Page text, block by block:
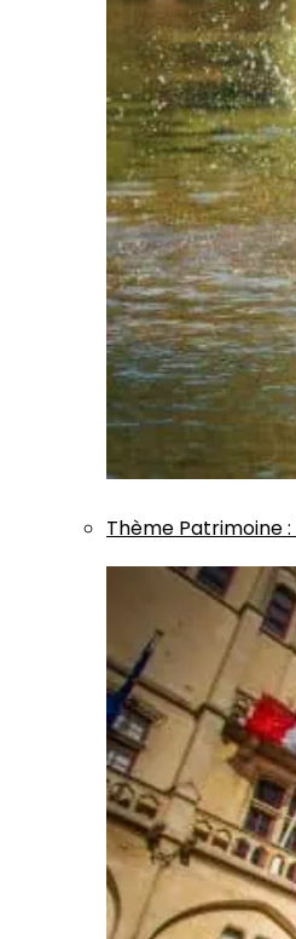
Thème Patrimoine: